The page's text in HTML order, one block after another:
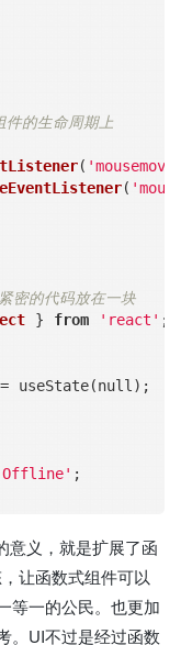
的生命周期上
(
(
密的代码放在一块
} from 'react' ;
= useState(null);
;
意义，就是扩展了函
让函数式组件可以
等一的公民。也更加
。UI不过是经过函数